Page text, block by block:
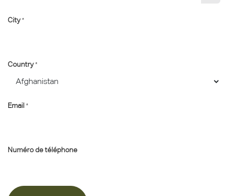
City *
Country *
Email *
Numéro de téléphone